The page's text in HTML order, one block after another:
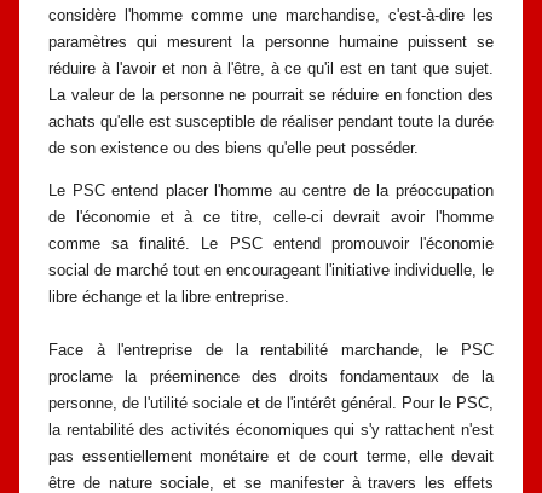
considère
l'homme comme une marchandise, c'est-à-dire les
paramètres qui mesurent la personne humaine puissent se
réduire à l'avoir et non à l'être, à ce qu'il est entant que sujet.
La valeur de la personne ne pourrait se réduire en fonction des
achats qu'elle est susceptible de réaliser pendant toute la durée
de son existence ou des biens qu'elle peut posséder.
Le PSC entend placer l'homme au centre de la préoccupation
de
l'économie et à ce titre, celle-ci devrait avoir l'homme
comme sa finalité. Le
PSC entend promouvoir l'économie
social de marché tout en encourageant l'initiative individuelle, le
libre échange et la libre entreprise.
Face à l'entreprise de la rentabilité marchande, le PSC
proclame la préeminence des droits fondamentaux de la
personne, de l'utilité sociale et de l'intérêt général. Pour le PSC,
la rentabilité des activités économiques qui s'yrattachent n'est
pas essentiellement monétaire et de court terme, elle devait
être de nature sociale, et se manifester à travers les effets